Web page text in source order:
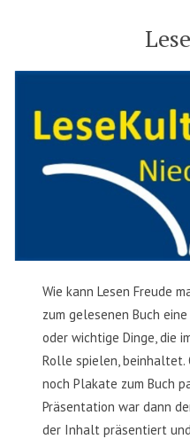
Wie kann Lesen Freude
zum gelesenen Buch
oder wichtige Dinge, die
Rolle spielen,
noch Plakate zum Buch
Präsentation war dann
der Inhalt präsentiert